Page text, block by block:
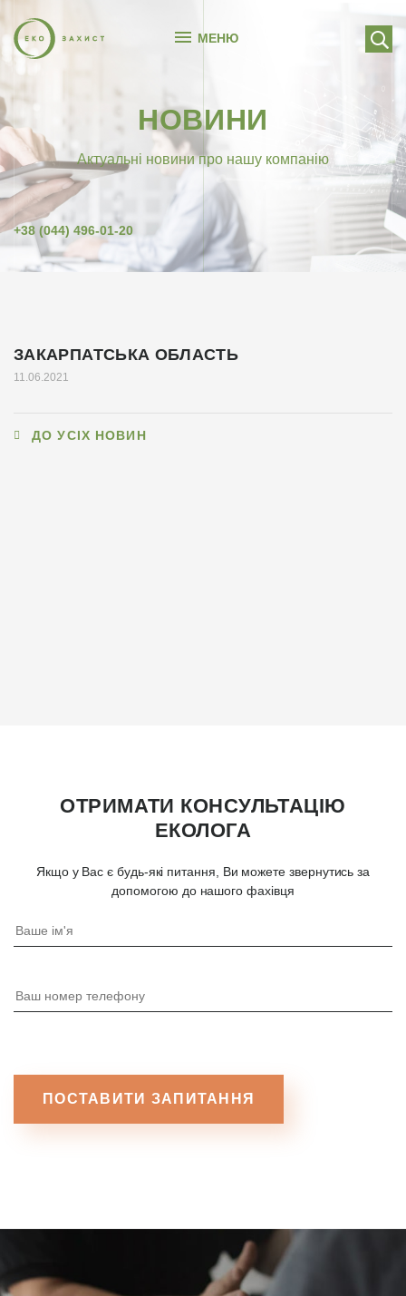
МЕНЮ
НОВИНИ
Актуальні новини про нашу компанію
+38 (044) 496-01-20
ЗАКАРПАТСЬКА ОБЛАСТЬ
11.06.2021
ДО УСІХ НОВИН
ОТРИМАТИ КОНСУЛЬТАЦІЮ
ЕКОЛОГА
Якщо у Вас є будь-які питання, Ви можете звернутись за
допомогою до нашого фахівця